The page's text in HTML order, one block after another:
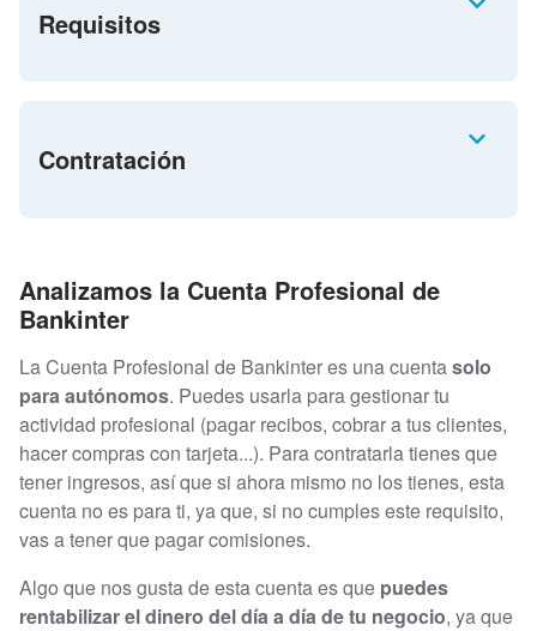
Requisitos
Contratación
Analizamos la Cuenta Profesional de
Bankinter
La Cuenta Profesional de Bankinter es una cuentasolo
para autónomos. Puedes usarla para gestionar tu
actividad profesional (pagar recibos, cobrar a tus clientes,
hacer compras con tarjeta...). Para contratarla tienes que
tener ingresos, así que si ahora mismo no los tienes, esta
cuenta no es para ti, ya que, si no cumples este requisito,
vas a tener que pagar comisiones.
Algo que nos gusta de esta cuenta es que puedes
rentabilizar el dinero del día a día de tu negocio, ya que